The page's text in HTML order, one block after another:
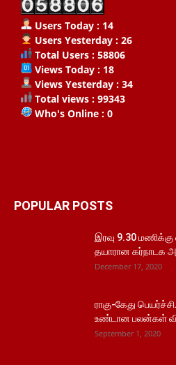
Users Today : 14
Users Yesterday : 26
Total Users : 58806
Views Today : 18
Views Yesterday : 34
Total views : 99343
Who's Online : 0
POPULAR POSTS
இரவு 9.30 மணிக்கு
தயாரான கர்நாடக
December 17, 2020
ராகு-கேது
உண்டான பலன்கள்
September 1, 2020